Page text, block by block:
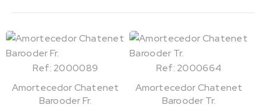
Ref: 2000089
Amortecedor Chatenet
Barooder Fr.
Ref: 2000664
Amortecedor Chatenet
Barooder Tr.